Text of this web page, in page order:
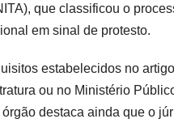
que classificou o
em sinal de protesto.
estabelecidos no
ou no Ministério
destaca ainda que o